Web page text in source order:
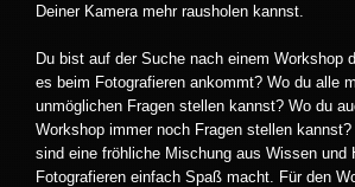
Deiner Kamera mehr rausholen kannst.
Du bist auf der Suche nach einem Workshop
es beim Fotografieren ankommt? Wo du alle
unmöglichen Fragen stellen kannst? Wo du
Workshop immer noch Fragen stellen
sind eine fröhliche Mischung aus Wissen und
Fotografieren einfach Spaß macht. Für den